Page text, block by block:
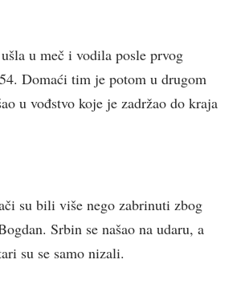
u meč i vodila posle prvog
Domaći tim je potom u drugom
u vođstvo koje je zadržao do kraja
su bili više nego zabrinuti zbog
Srbin se našao na udaru, a
su se samo nizali.